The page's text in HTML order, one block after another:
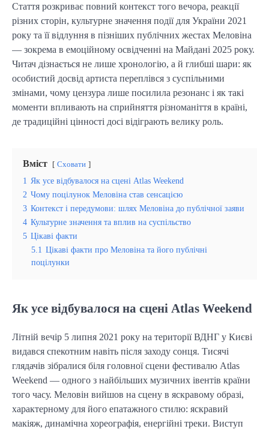
Стаття розкриває повний контекст того вечора, реакції
різних сторін, культурне значення події для України 2021
року та її відлуння в пізніших публічних жестах Меловіна
— зокрема в емоційному освідченні на Майдані 2025 року.
Читач дізнається не лише хронологію, а й глибші шари: як
особистий досвід артиста переплівся з суспільними
змінами, чому цензура лише посилила резонанс і як такі
моменти впливають на сприйняття різноманіття в країні,
де традиційні цінності досі відіграють велику роль.
Вміст Сховати
1 Як усе відбувалося на сцені Atlas Weekend
2 Чому поцілунок Меловіна став сенсацією
3 Контекст і передумови: шлях Меловіна до публічної заяви
4 Культурне значення та вплив на суспільство
5 Цікаві факти
5.1 Цікаві факти про Меловіна та його публічні
поцілунки
Як усе відбувалося на сцені Atlas Weekend
Літній вечір 5 липня 2021 року на території ВДНГ у Києві
видався спекотним навіть після заходу сонця. Тисячі
глядачів зібралися біля головної сцени фестивалю Atlas
Weekend — одного з найбільших музичних івентів країни
того часу. Меловін вийшов на сцену в яскравому образі,
характерному для його епатажного стилю: яскравий
макіяж, динамічна хореографія, енергійні треки. Виступ